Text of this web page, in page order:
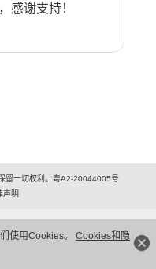
使用Cookies。 Cookies和隐
感谢支持！
留一切权利。粤A2-20044005号
声明